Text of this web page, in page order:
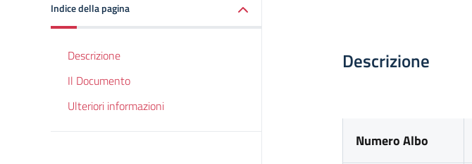
Indice della pagina
Descrizione
Il Documento
Ulteriori informazioni
Descrizione
Numero Albo